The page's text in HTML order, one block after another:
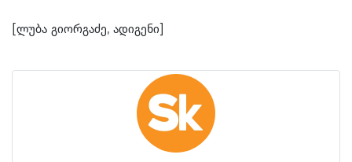
[ლუბა გიორგაძე, ადიგენი]